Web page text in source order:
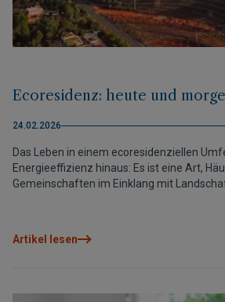
Ecoresidenz: heute und
24.02.2026
Das Leben in einem ecoresidenziellen
Energieeffizienz hinaus: Es ist eine Art,
Gemeinschaften im Einklang mit
Nachhaltigkeit heute und morgen in
Artikel lesen